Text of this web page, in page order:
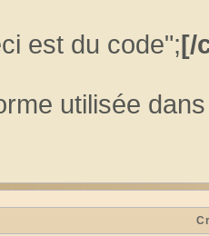
est du code";[/
utilisée